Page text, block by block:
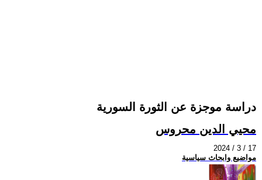
دراسة موجزة عن الثورة السورية
محيي الدين محروس
2024 / 3 / 17
مواضيع وابحاث سياسية